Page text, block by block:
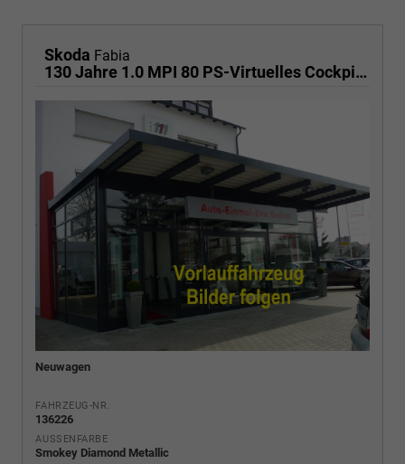
Skoda Fabia
130 Jahre 1.0 MPI 80 PS-Virtuelles Cockpit-AppleCarplay-Android-Auto-LED-Klima-Tempomat-Rückfahrkamera-DAB-SHZ-15" Alu-sofort
Neuwagen
FAHRZEUG-NR.
136226
AUSSENFARBE
Smokey Diamond Metallic